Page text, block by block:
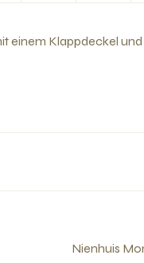
einem Klappdeckel
Nienhuis